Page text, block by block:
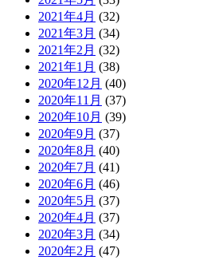
2021年4月 (32)
2021年3月 (34)
2021年2月 (32)
2021年1月 (38)
2020年12月 (40)
2020年11月 (37)
2020年10月 (39)
2020年9月 (37)
2020年8月 (40)
2020年7月 (41)
2020年6月 (46)
2020年5月 (37)
2020年4月 (37)
2020年3月 (34)
2020年2月 (47)